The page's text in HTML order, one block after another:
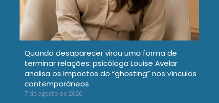
Quando desaparecer virou uma forma de
terminar relações: psicóloga Louise Avelar
analisa os impactos do “ghosting” nos vínculos
contemporâneos
7 de agosto de 2026